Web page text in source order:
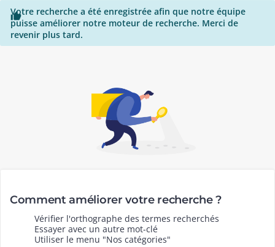

Votre recherche a été enregistrée afin que notre équipe
puisse améliorer notre moteur de recherche. Merci de
revenir plus tard.
Comment améliorer votre recherche ?
Vérifier l'orthographe des termes recherchés
Essayer avec un autre mot-clé
Utiliser le menu "Nos catégories"